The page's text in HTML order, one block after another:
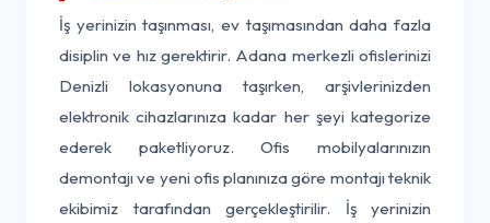
İş yerinizin taşınması, ev taşımasından daha fazla
disiplin ve hız gerektirir. Adana merkezli ofislerinizi
Denizli lokasyonuna taşırken, arşivlerinizden
elektronik cihazlarınıza kadar her şeyi kategorize
ederek paketliyoruz. Ofis mobilyalarınızın
demontajı ve yeni ofis planınıza göre montajı teknik
ekibimiz tarafından gerçekleştirilir. İş yerinizin